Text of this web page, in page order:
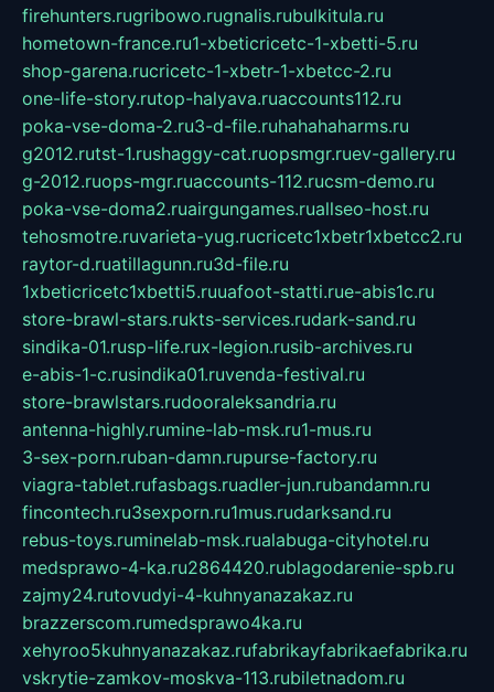
firehunters.rugribowo.rugnalis.rubulkitula.ru
hometown-france.ru1-xbeticricetc-1-xbetti-5.ru
shop-garena.rucricetc-1-xbetr-1-xbetcc-2.ru
one-life-story.rutop-halyava.ruaccounts112.ru
poka-vse-doma-2.ru3-d-file.ruhahahaharms.ru
g2012.rutst-1.rushaggy-cat.ruopsmgr.ruev-gallery.ru
g-2012.ruops-mgr.ruaccounts-112.rucsm-demo.ru
poka-vse-doma2.ruairgungames.ruallseo-host.ru
tehosmotre.ruvarieta-yug.rucricetc1xbetr1xbetcc2.ru
raytor-d.ruatillagunn.ru3d-file.ru
1xbeticricetc1xbetti5.ruuafoot-statti.rue-abis1c.ru
store-brawl-stars.rukts-services.rudark-sand.ru
sindika-01.rusp-life.rux-legion.rusib-archives.ru
e-abis-1-c.rusindika01.ruvenda-festival.ru
store-brawlstars.rudooraleksandria.ru
antenna-highly.rumine-lab-msk.ru1-mus.ru
3-sex-porn.ruban-damn.rupurse-factory.ru
viagra-tablet.rufasbags.ruadler-jun.rubandamn.ru
fincontech.ru3sexporn.ru1mus.rudarksand.ru
rebus-toys.ruminelab-msk.rualabuga-cityhotel.ru
medsprawo-4-ka.ru2864420.rublagodarenie-spb.ru
zajmy24.rutovudyi-4-kuhnyanazakaz.ru
brazzerscom.rumedsprawo4ka.ru
xehyroo5kuhnyanazakaz.rufabrikayfabrikaefabrika.ru
vskrytie-zamkov-moskva-113.rubiletnadom.ru